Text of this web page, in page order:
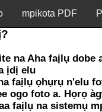
mpikota PDF
na Aha faịlụ dobe
ịdị elu
faịlụ ọhụrụ n'elu
ogo foto a. Họrọ
faịlụ na sistemụ